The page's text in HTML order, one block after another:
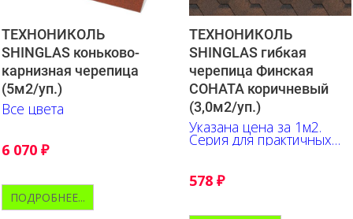
ТЕХНОНИКОЛЬ
SHINGLAS коньково-
карнизная черепица
(5м2/уп.)
Все цвета
6 070 ₽
ПОДРОБНЕЕ...
ТЕХНОНИКОЛЬ
SHINGLAS гибкая
черепица Финская
СОНАТА коричневый
(3,0м2/уп.)
Указана цена за 1м2.
Серия для практичных
людей, которые хотят
современный
кровельный материал по
578 ₽